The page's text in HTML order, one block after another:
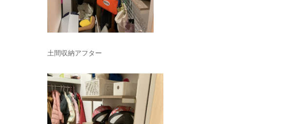
土間収納アフター